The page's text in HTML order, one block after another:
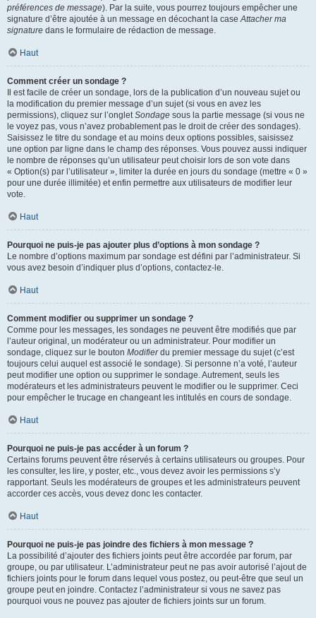
préférences de message). Par la suite, vous pourrez toujours empêcher une
signature d’être ajoutée à un message en décochant la caseAttacher ma
signature dans le formulaire de rédaction de message.
Haut
Comment créer un sondage ?
Il est facile de créer un sondage, lors de la publication d’un nouveau sujet ou
la modification du premier message d’un sujet (si vous en avez les
permissions), cliquez sur l’ongletSondage sous la partie message (si vous ne
le voyez pas, vous n’avez probablement pas le droit de créer des sondages).
Saisissez le titre du sondage et au moins deux options possibles, saisissez
une option par ligne dans le champ des réponses. Vous pouvez aussi indiquer
le nombre de réponses qu’un utilisateur peut choisir lors de son vote dans
« Option(s) par l’utilisateur », limiter la durée en jours du sondage (mettre « 0 »
pour une durée illimitée) et enfin permettre aux utilisateurs de modifier leur
vote.
Haut
Pourquoi ne puis-je pas ajouter plus d’options à mon sondage ?
Le nombre d’options maximum par sondage est défini par l’administrateur. Si
vous avez besoin d’indiquer plus d’options, contactez-le.
Haut
Comment modifier ou supprimer un sondage ?
Comme pour les messages, les sondages ne peuvent être modifiés que par
l’auteur original, un modérateur ou un administrateur. Pour modifier un
sondage, cliquez sur le bouton Modifierdu premier message du sujet (c’est
toujours celui auquel est associé le sondage). Si personne n’a voté, l’auteur
peut modifier une option ou supprimer le sondage. Autrement, seuls les
modérateurs et les administrateurs peuvent le modifier ou le supprimer. Ceci
pour empêcher le trucage en changeant les intitulés en cours de sondage.
Haut
Pourquoi ne puis-je pas accéder à un forum ?
Certains forums peuvent être réservés à certains utilisateurs ou groupes. Pour
les consulter, les lire, y poster, etc., vous devez avoir les permissions s’y
rapportant. Seuls les modérateurs de groupes et les administrateurs peuvent
accorder ces accès, vous devez donc les contacter.
Haut
Pourquoi ne puis-je pas joindre des fichiers à mon message ?
La possibilité d’ajouter des fichiers joints peut être accordée par forum, par
groupe, ou par utilisateur. L’administrateur peut ne pas avoir autorisé l’ajout de
fichiers joints pour le forum dans lequel vous postez, ou peut-être que seul un
groupe peut en joindre. Contactez l’administrateur si vous ne savez pas
pourquoi vous ne pouvez pas ajouter de fichiers joints sur un forum.